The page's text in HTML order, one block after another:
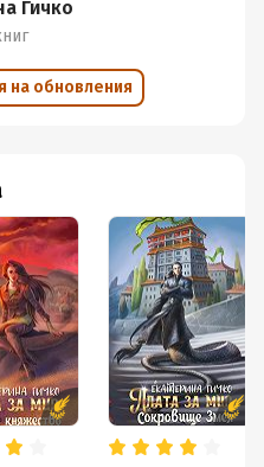
в книгах, и здесь
Классные герои,
Гичко
на обновления